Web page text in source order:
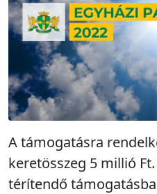
A támogatásra
keretösszeg 5 millió
térítendő